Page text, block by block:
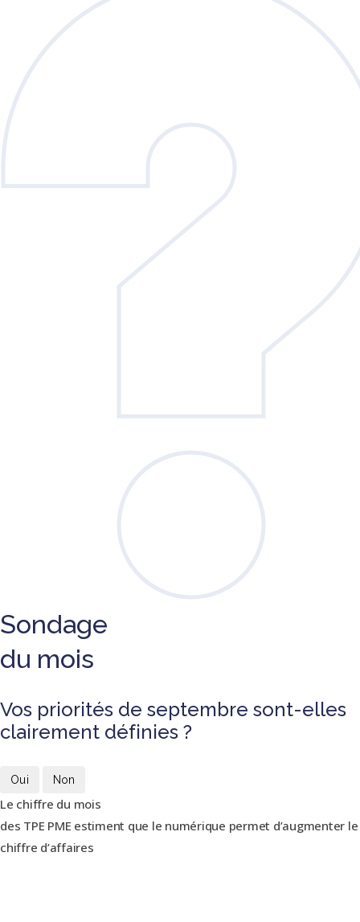
Sondage
du mois
Vos priorités de septembre sont-elles
clairement définies ?
Oui Non
Le chiffre du mois
des TPE PME estiment que le numérique permet d’augmenter le
chiffre d’affaires